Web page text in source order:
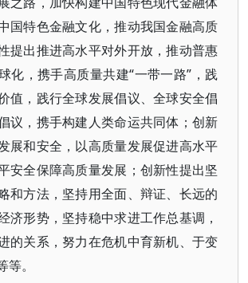
国特色金融文化，推动我国金融高质
提出推进高水平对外开放，推动普惠
化，携手高质量共建“一带一路”，践
值，践行全球发展倡议、全球安全倡
议，携手构建人类命运共同体；创新
展和安全，以高质量发展促进高水平
安全保障高质量发展；创新性提出坚
和方法，坚持用全面、辩证、长远的
济形势，坚持稳中求进工作总基调，
的关系，努力在危机中育新机、于变
。